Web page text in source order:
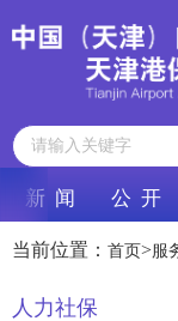
新 闻 公 开
当前位置： 首页>服
人力社保